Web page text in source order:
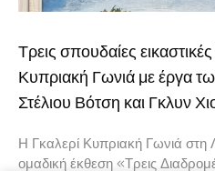
Τρεις σπουδαίες
Κυπριακή Γωνιά με έργα
Στέλιου Βότση και Γκλυν
Η Γκαλερί Κυπριακή Γωνιά στη
ομαδική έκθεση «Τρεις